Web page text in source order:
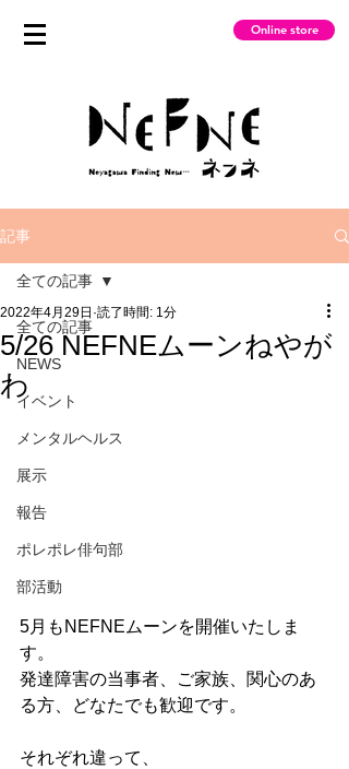
Online store
記事
全ての記事
NEWS
イベント
メンタルヘルス
展示
報告
ポレポレ俳句部
部活動
全ての記事
5/26 NEFNEムーンねやが
わ
2022年4月29日 読了時間: 1分
5月もNEFNEムーンを開催いたしま
す。
発達障害の当事者、ご家族、関心のあ
る方、どなたでも歓迎です。
それぞれ違って、